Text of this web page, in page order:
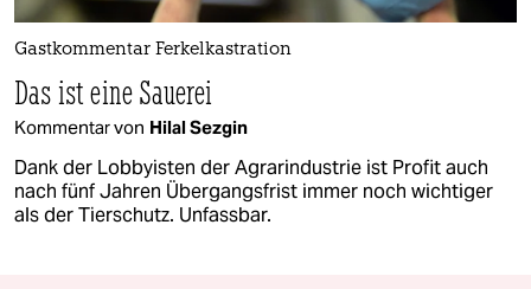
Gastkommentar Ferkelkastration
Das ist eine Sauerei
Kommentar von Hilal Sezgin
Dank der Lobbyisten der Agrarindustrie ist Profit auch
nach fünf Jahren Übergangsfrist immer noch wichtiger
als der Tierschutz. Unfassbar.